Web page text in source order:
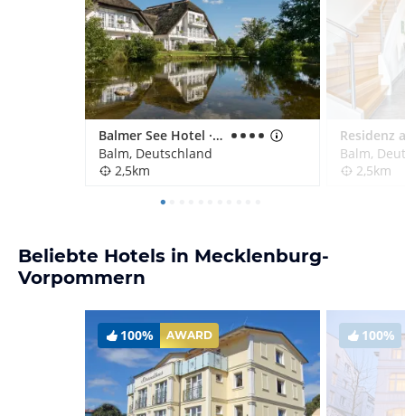
Balmer See Hotel · Golf · Spa
Balm, Deutschland
2,5km
Balm,
2,5km
Beliebte Hotels in Mecklenburg-
Vorpommern
100% AWARD 100%